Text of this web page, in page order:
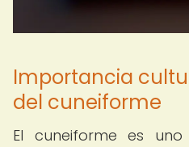
Importancia
del cuneiforme
El cuneiforme es